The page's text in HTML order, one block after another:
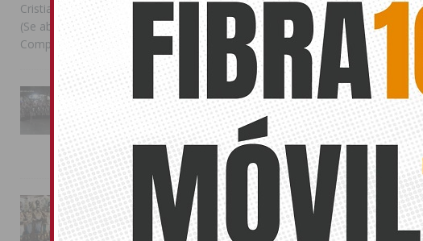
Cristianos Compártelo: Comparte en Facebook
(Se abre en una ventana nueva) Facebook
Compartir en
La Entrada Cristiana llena de
esplendor las calles de
Almoradí en una multitudinaria
jornada festera
02/08/2026
La magia de la Entrada Mora
conquista las calles de
Almoradí